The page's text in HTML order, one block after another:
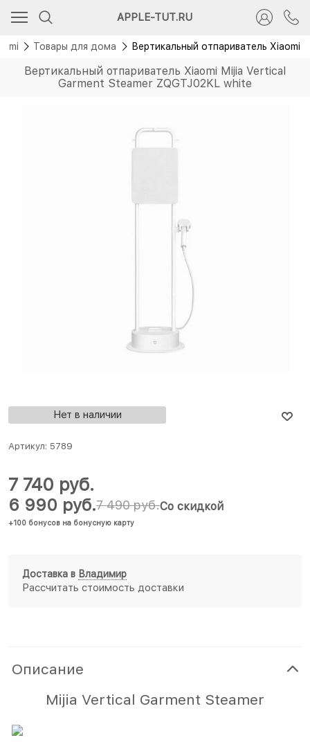
APPLE-TUT.RU
Товары для дома Вертикальный отпариватель Xiaomi
Вертикальный отпариватель Xiaomi Mijia Vertical
Garment Steamer ZQGTJ02KL white
Скидка 500 руб.
Новинка
Нет в наличии
Артикул: 5789
7 490 руб.
6 990 руб.
+100 бонусов на бонусную карту
Со скидкой
7 740 руб.
Доставка в Владимир
Рассчитать стоимость доставки
Описание
Mijia Vertical Garment Steamer